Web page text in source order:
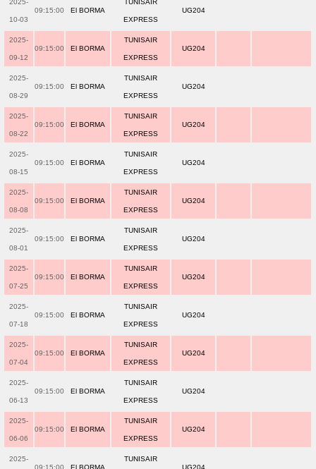
2025-
10-03
09:15:00 El BORMA
TUNISAIR
EXPRESS
UG204
2025-
09-12
09:15:00 El BORMA
TUNISAIR
EXPRESS
UG204
2025-
08-29
09:15:00 El BORMA
TUNISAIR
EXPRESS
UG204
2025-
08-22
09:15:00 El BORMA
TUNISAIR
EXPRESS
UG204
2025-
08-15
09:15:00 El BORMA
TUNISAIR
EXPRESS
UG204
2025-
08-08
09:15:00 El BORMA
TUNISAIR
EXPRESS
UG204
2025-
08-01
09:15:00 El BORMA
TUNISAIR
EXPRESS
UG204
2025-
07-25
09:15:00 El BORMA
TUNISAIR
EXPRESS
UG204
2025-
07-18
09:15:00 El BORMA
TUNISAIR
EXPRESS
UG204
2025-
07-04
09:15:00 El BORMA
TUNISAIR
EXPRESS
UG204
2025-
06-13
09:15:00 El BORMA
TUNISAIR
EXPRESS
UG204
2025-
06-06
09:15:00 El BORMA
TUNISAIR
EXPRESS
UG204
2025-
09:15:00 El BORMA
TUNISAIR
UG204